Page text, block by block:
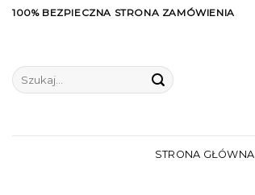
Skip100% BEZPIECZNA STRONA ZAMÓWIENIA
Szukaj:
STRONA GŁÓWNA